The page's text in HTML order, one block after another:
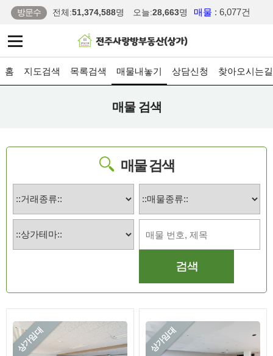
방문수 전체:51,374,588명 오늘:28,663명 매물 : 6,077건
홈 지도검색 목록검색 매물내놓기 상담신청 찾아오시는길
매물 검색
매물 검색
상가임대 상가임대